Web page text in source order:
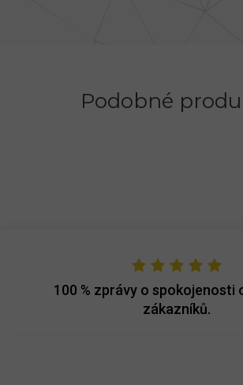
Podobné
100 % zprávy o spokojenosti
zákazníků.